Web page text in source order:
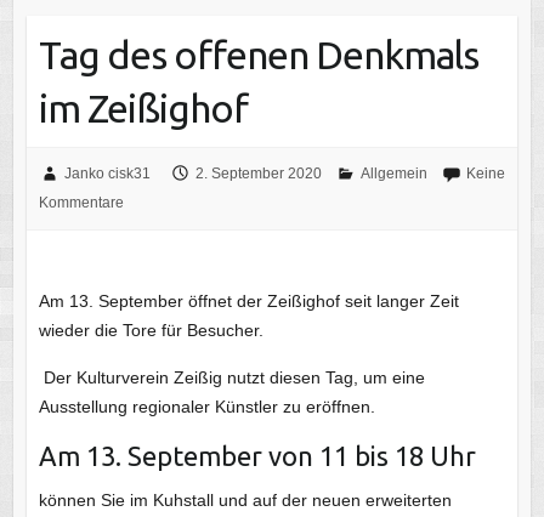
Tag des offenen Denkmals
im Zeißighof
Janko cisk31 2. September 2020 Allgemein
Keine
Kommentare
Am 13. September öffnet der Zeißighof seit langer Zeit
wieder die Tore für Besucher.
Der Kulturverein Zeißig nutzt diesen Tag, um eine
Ausstellung regionaler Künstler zu eröffnen.
Am 13. September von 11 bis 18 Uhr
können Sie im Kuhstall und auf der neuen erweiterten